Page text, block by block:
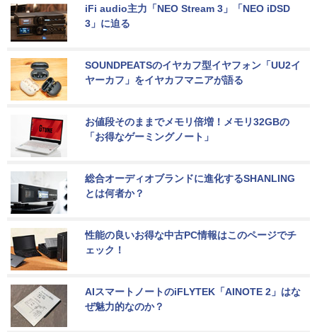
iFi audio主力「NEO Stream 3」「NEO iDSD
3」に迫る
SOUNDPEATSのイヤカフ型イヤフォン「UU2イ
ヤーカフ」をイヤカフマニアが語る
お値段そのままでメモリ倍増！メモリ32GBの
「お得なゲーミングノート」
総合オーディオブランドに進化するSHANLING
とは何者か？
性能の良いお得な中古PC情報はこのページでチ
ェック！
AIスマートノートのiFLYTEK「AINOTE 2」はな
ぜ魅力的なのか？